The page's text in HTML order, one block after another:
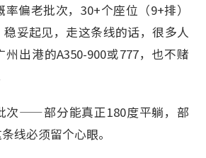
偏老批次，30+个座位（9+排）
妥起见，走这条线的话，很多人
出港的A350-900或777，也不赌
次——部分能真正180度平躺，部
线必须留个心眼。